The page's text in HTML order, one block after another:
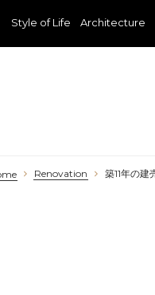
Style of Life Architecture
Renovation 築11年の